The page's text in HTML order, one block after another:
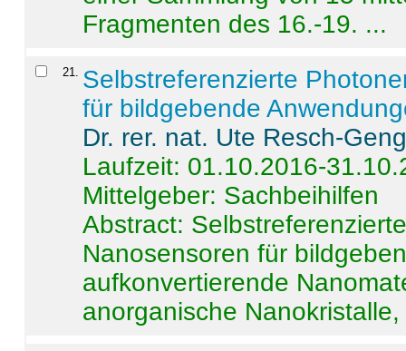
Fragmenten des 16.-19. ...
21
Selbstreferenzierte
für bildgebende
Dr. rer. nat. Ute Resch-
Laufzeit: 01.10.2016-
Mittelgeber: Sachbeihilfen
Abstract:
Nanosensoren für
aufkonvertierende
anorganische